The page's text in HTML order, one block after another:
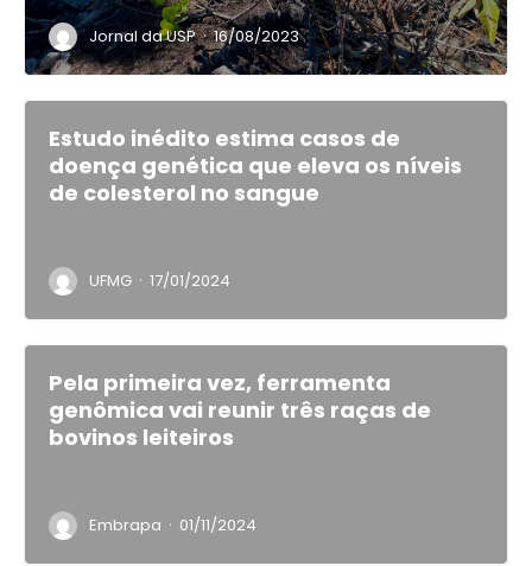
Jornal da USP · 16/08/2023
Estudo inédito estima casos de
doença genética que eleva os níveis
de colesterol no sangue
UFMG · 17/01/2024
Pela primeira vez, ferramenta
genômica vai reunir três raças de
bovinos leiteiros
Embrapa · 01/11/2024